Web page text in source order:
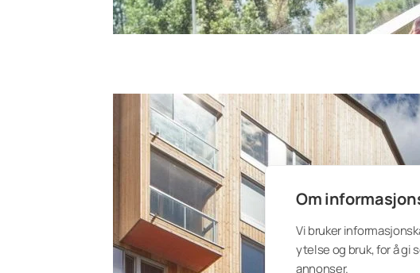
Om
Vi bruker
ytelse og bruk, for å gi
annonser.